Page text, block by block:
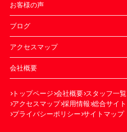
お客様の声
ブログ
アクセスマップ
会社概要
トップページ 会社概要 スタッフ一覧
アクセスマップ 採用情報 総合サイト
プライバシーポリシー サイトマップ